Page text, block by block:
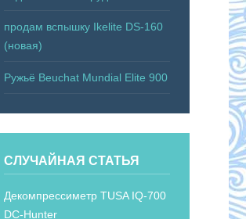
продам вспышку Ikelite DS-160
(новая)
Ружьё Beuchat Mundial Elite 900
СЛУЧАЙНАЯ СТАТЬЯ
Декомпрессиметр TUSA IQ-700
DC-Hunter